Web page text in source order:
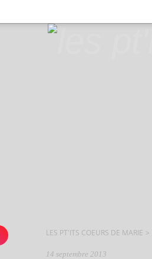
LES PT'ITS COEURS DE MARIE >
14 septembre 2013